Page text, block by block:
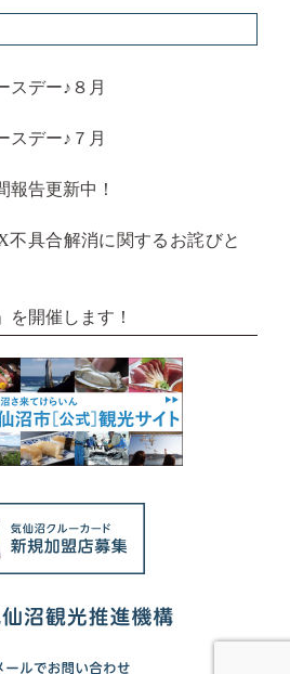
スデー♪８月
スデー♪７月
報告更新中！
不具合解消に関するお詫びと
を開催します！